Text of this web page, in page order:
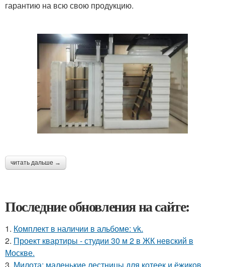
гарантию на всю свою продукцию.
читать дальше →
Последние обновления на сайте:
1. Комплект в наличии в альбоме: vk.
2. Проект квартиры - студии 30 м 2 в ЖК невский в
Москве.